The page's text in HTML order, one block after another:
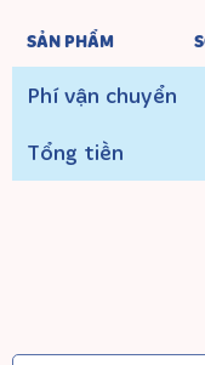
SẢN PHẨM
Phí vận chuyển
Tổng tiền